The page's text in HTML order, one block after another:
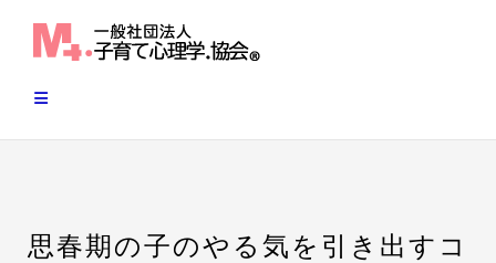
思春期の子のやる気を引き出すコ